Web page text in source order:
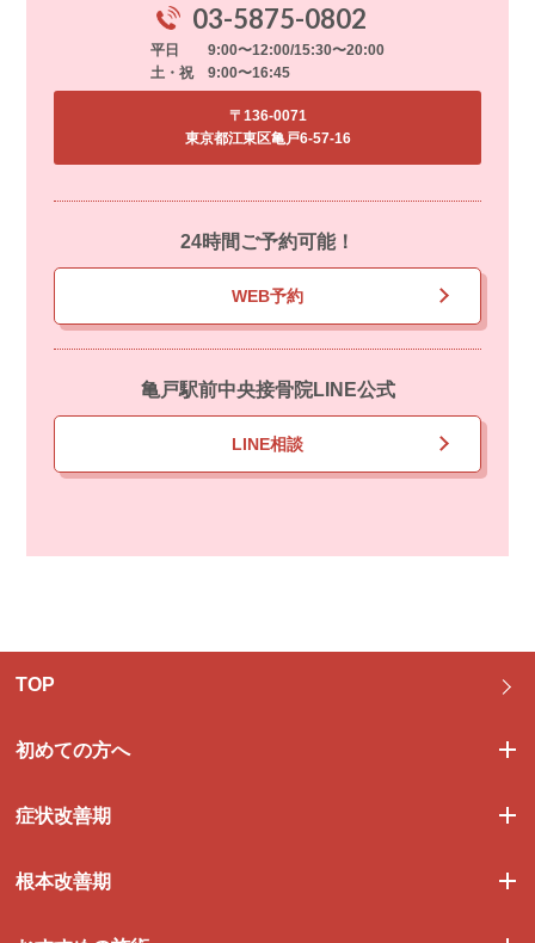
03-5875-0802
平日 9:00〜12:00/15:30〜20:00
土・祝 9:00〜16:45
〒136-0071
東京都江東区亀戸6-57-16
24時間ご予約可能！
WEB予約
亀戸駅前中央接骨院LINE公式
LINE相談
TOP
初めての方へ
症状改善期
根本改善期